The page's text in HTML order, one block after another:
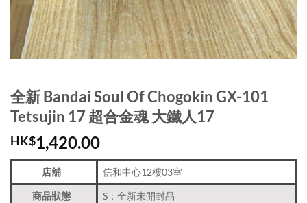
全新 Bandai Soul Of Chogokin GX-101
Tetsujin 17 超合金魂 大鐵人17
HK$1,420.00
店舖 信和中心12樓03室
商品狀態 S：全新未開封品